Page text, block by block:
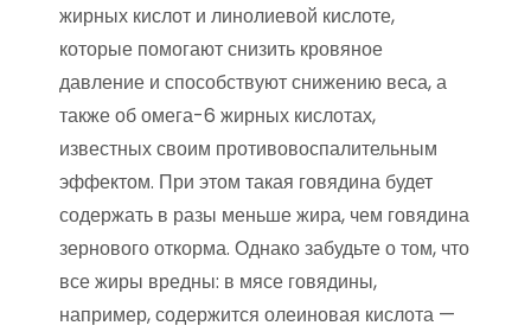
жирных кислот и линолиевой кислоте,
которые помогают снизить кровяное
давление и способствуют снижению веса, а
также об омега-6 жирных кислотах,
известных своим противовоспалительным
эффектом. При этом такая говядина будет
содержать в разы меньше жира, чем говядина
зернового откорма. Однако забудьте о том, что
все жиры вредны: в мясе говядины,
например, содержится олеиновая кислота —